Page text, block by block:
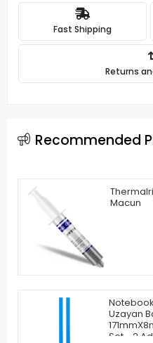
Fast Shipping
Returns
Recommended
Macun
Uzayan
Set - 2